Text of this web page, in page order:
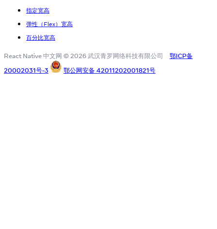
指定宽高
弹性（Flex）宽高
百分比宽高
React Native 中文网 © 2026 武汉青罗网络科技有限公司
鄂ICP备
20002031号-3
鄂公网安备 42011202001821号